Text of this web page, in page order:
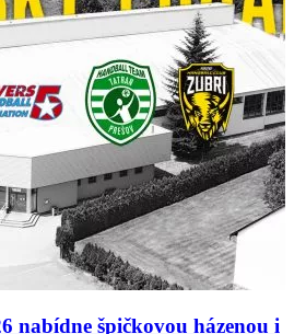
nabídne špičkovou házenou i